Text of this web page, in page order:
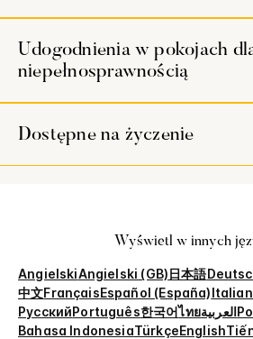
Udogodnienia w pokojach
niepełnosprawnością
Dostępne na życzenie
Wyświetl w innych
AngielskiAngielski (GB)日本語
中文FrançaisEspañol (España)
РусскийPortuguês한국어ไทยالعربية
Bahasa IndonesiaTürkçeEnglish